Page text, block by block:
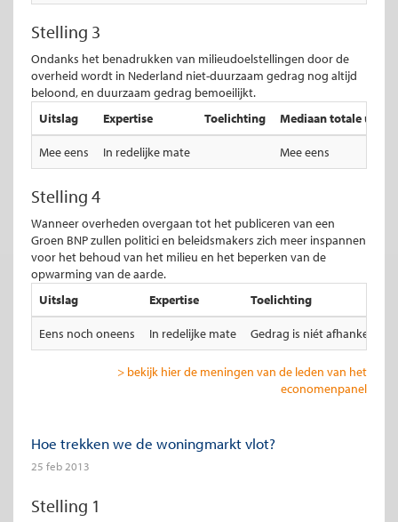
Stelling 3
Ondanks het benadrukken van milieudoelstellingen door de
overheid wordt in Nederland niet-duurzaam gedrag nog altijd
beloond, en duurzaam gedrag bemoeilijkt.
Uitslag
Expertise Toelichting Mediaan totale
Mee eens In redelijke mate Mee eens
Stelling 4
Wanneer overheden overgaan tot het publiceren van een
Groen BNP zullen politici en beleidsmakers zich meer inspannen
voor het behoud van het milieu en het beperken van de
opwarming van de aarde.
Uitslag
Expertise Toelichting
Eens noch oneens In redelijke mate Gedrag is niét afhankelijk
> bekijk hier de meningen van de leden van het
economenpanel
Hoe trekken we de woningmarkt vlot?
25 feb 2013
Stelling 1